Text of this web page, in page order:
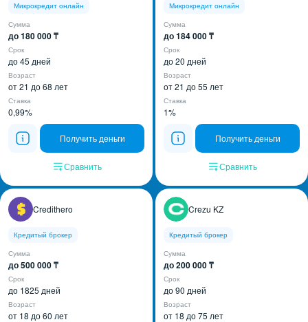
Микрокредит онлайн
Сумма
до 180 000 ₸
Срок
до 45 дней
Возраст
от 21 до 68 лет
Ставка
0,99%
Получить деньги
Сравнить
Микрокредит онлайн
Сумма
до 184 000 ₸
Срок
до 20 дней
Возраст
от 21 до 55 лет
Ставка
1%
Получить деньги
Сравнить
Credithero
Кредитый брокер
Сумма
до 500 000 ₸
Срок
до 1825 дней
Возраст
от 18 до 60 лет
Crezu KZ
Кредитый брокер
Сумма
до 200 000 ₸
Срок
до 90 дней
Возраст
от 18 до 75 лет